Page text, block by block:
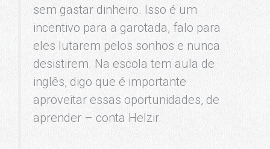
sem gastar dinheiro. Isso é um
incentivo para a garotada, falo para
eles lutarem pelos sonhos e nunca
desistirem. Na escola tem aula de
inglês, digo que é importante
aproveitar essas oportunidades, de
aprender – conta Helzir.